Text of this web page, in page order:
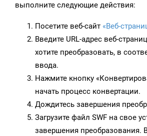
выполните следующие действия:
Посетите веб-сайт «Веб-
Введите URL-адрес веб-
хотите преобразовать, в
ввода.
Нажмите кнопку
начать процесс конвертации.
Дождитесь завершения
Загрузите файл SWF на свое
завершения преобразования.